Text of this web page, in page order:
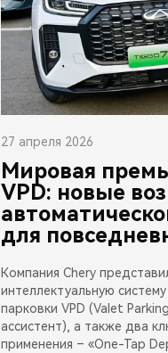
27 апреля 2026
Мировая
VPD: новые
для
Компания Chery
интеллектуальную
парковки VPD (Valet
ассистент), а также два
применения – «One-Tap